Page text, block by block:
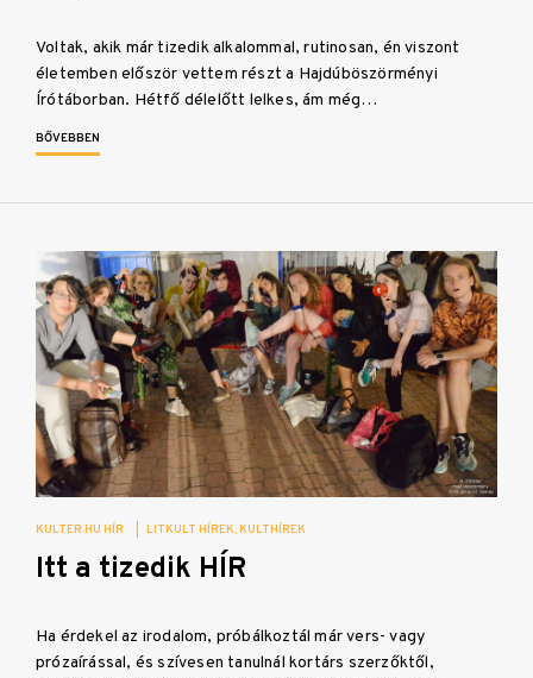
Voltak, akik már tizedik alkalommal, rutinosan, én viszont
életemben először vettem részt a Hajdúböszörményi
Írótáborban. Hétfő délelőtt lelkes, ám még…
BŐVEBBEN
KULTER.HU HÍR LITKULT HÍREK KULTHÍREK
Itt a tizedik HÍR
Ha érdekel az irodalom, próbálkoztál már vers- vagy
prózaírással, és szívesen tanulnál kortárs szerzőktől,